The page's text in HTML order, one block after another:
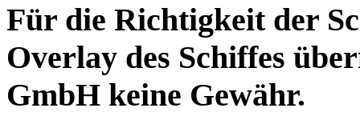
Für die Richtigkeit der
Overlay des Schiffes
GmbH keine Gewähr.